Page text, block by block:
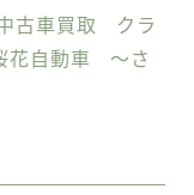
古車買取 クラ
自動車 〜さ